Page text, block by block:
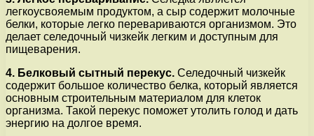
легкоусвояемым продуктом, а сыр содержит молочные
белки, которые легко перевариваются организмом. Это
делает селедочный чизкейк легким и доступным для
пищеварения.
4. Белковый сытный перекус. Селедочный чизкейк
содержит большое количество белка, который является
основным строительным материалом для клеток
организма. Такой перекус поможет утолить голод и дать
энергию на долгое время.